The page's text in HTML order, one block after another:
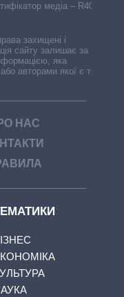
медіа – R40-
захищені і
сайту залишає за
яка
авторами якої є треті
НАС